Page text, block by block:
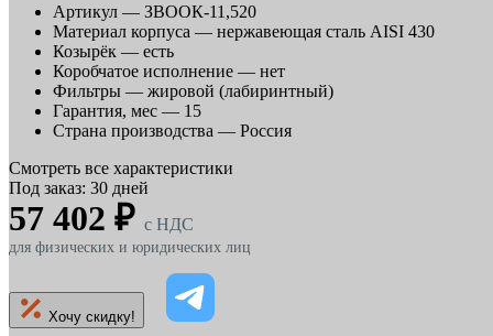
Артикул — ЗВООК-11,520
Материал корпуса — нержавеющая сталь AISI 430
Козырёк — есть
Коробчатое исполнение — нет
Фильтры — жировой (лабиринтный)
Гарантия, мес — 15
Страна производства — Россия
Смотреть все характеристики
Под заказ: 30 дней
57 402 ₽ c НДС
для физических и юридических лиц
Хочу скидку!